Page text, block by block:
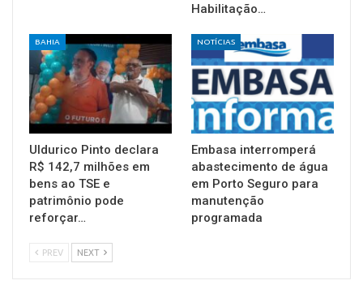
Habilitação…
BAHIA
Uldurico Pinto declara
R$ 142,7 milhões em
bens ao TSE e
patrimônio pode
reforçar…
NOTÍCIAS
Embasa interromperá
abastecimento de água
em Porto Seguro para
manutenção
programada
PREV NEXT